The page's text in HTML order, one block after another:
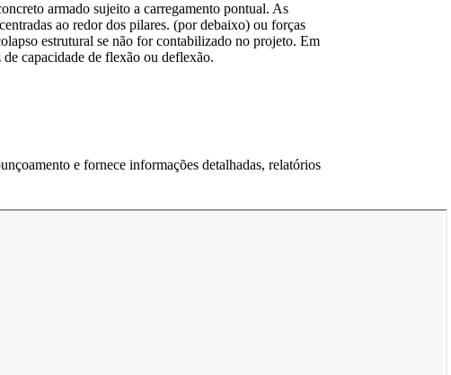
armado sujeito a carregamento pontual. As
ao redor dos pilares. (por debaixo) ou forças
estrutural se não for contabilizado no projeto. Em
capacidade de flexão ou deflexão.
e fornece informações detalhadas, relatórios